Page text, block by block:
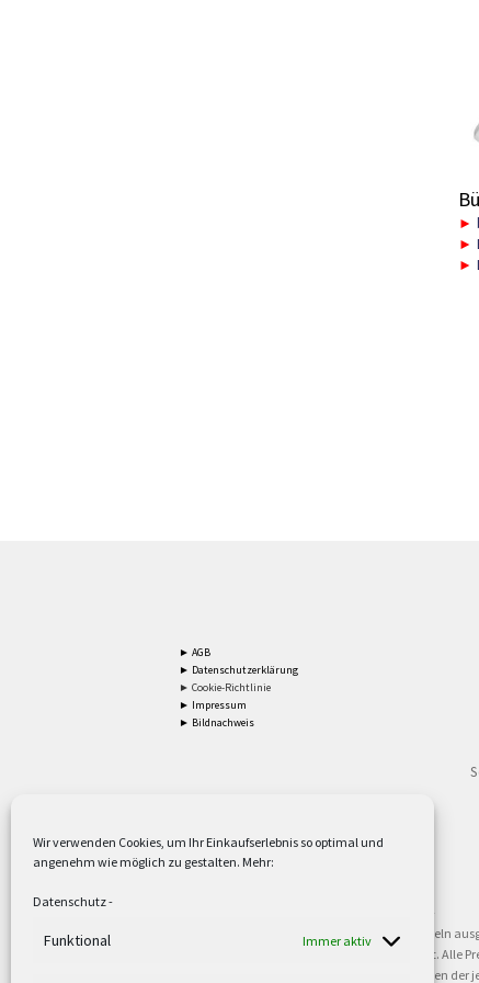
Wir verwenden Cookies, um Ihr Einkaufserlebnis so optimal und
angenehm wie möglich zu gestalten. Mehr:
Datenschutz-
Funktional Immer aktiv
►
►
►
► AGB
► Datenschutzerklärung
► Cookie-Richtlinie
► Impressum
► Bildnachweis
Versandkostenfrei ab 59,90 € Nettowarenwert. Inseln
oder gewerblichen Tätigkeit. Kein Verkauf an privat. Alle
sind Warenzeichen oder eingetragene Warenzeichen